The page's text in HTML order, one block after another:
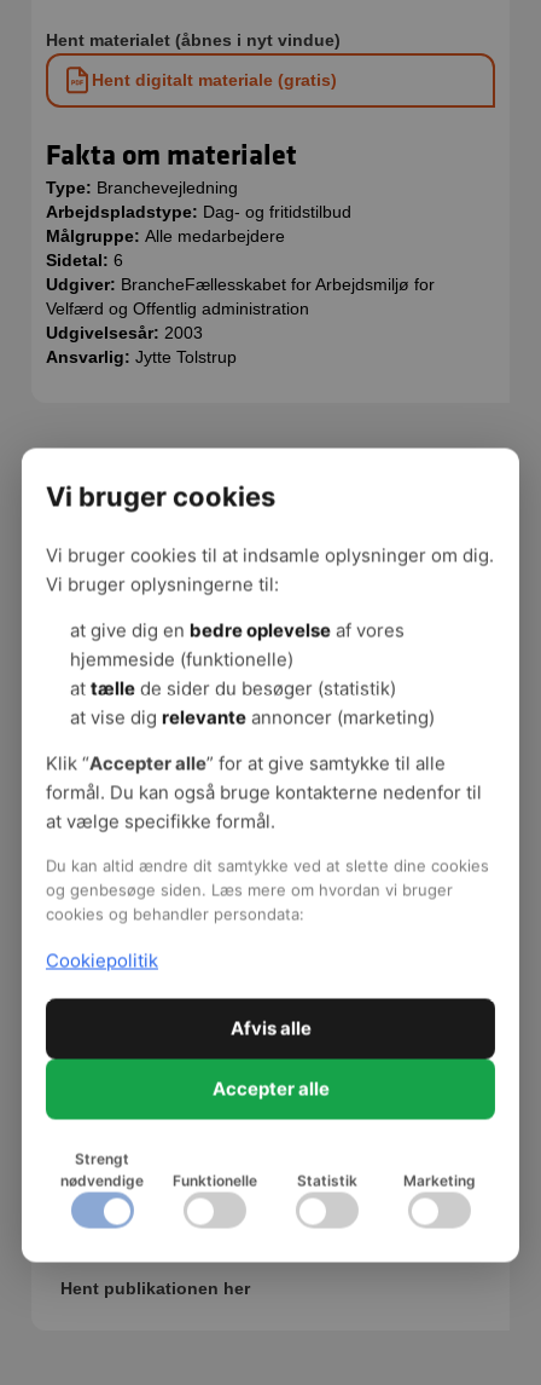
Ergonomi på din arbejdsplads
Pædagogisk arbejde
Variation på kontoret
Rengøring
Køkkenarbejde
Teknisk servicearbejde
Sygehusbehandling i hjemmet
Publikationer - Ergonomi
Fem anbefalinger til skærmarbejdspladsen
Godt arbejdsmiljø i det gode køkken
Få gode råd og anvisninger om byggeri og indretning
af mindre køkkener i daginstitutioner, plejeboliger,
Hent publikationen her
Hent materialet (åbnes i nyt vindue)
Hent digitalt materiale (gratis)
Fakta om materialet
Type: Branchevejledning
Arbejdspladstype: Dag- og fritidstilbud
Målgruppe: Alle medarbejdere
Sidetal: 6
Udgiver: BrancheFællesskabet for Arbejdsmiljø for
Velfærd og Offentlig administration
Udgivelsesår: 2003
Ansvarlig: Jytte Tolstrup
Vi bruger cookies
Vi bruger cookies til at indsamle oplysninger om dig.
Vi bruger oplysningerne til:
at give dig en bedre oplevelseaf vores
hjemmeside (funktionelle)
at tællede sider du besøger (statistik)
at vise dig relevanteannoncer (marketing)
Klik “Accepter alle” for at give samtykke til alle
formål. Du kan også bruge kontakterne nedenfor til
at vælge specifikke formål.
Du kan altid ændre dit samtykke ved at slette dine cookies
og genbesøge siden. Læs mere om hvordan vi bruger
cookies og behandler persondata:
Cookiepolitik
Afvis alle
Accepter alle
Strengt
nødvendige
Funktionelle Statistik Marketing